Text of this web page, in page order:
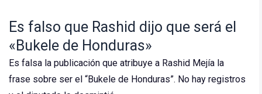
Es falso que Rashid dijo que será el
«Bukele de Honduras»
Es falsa la publicación que atribuye a Rashid Mejía la
frase sobre ser el “Bukele de Honduras”. No hay registros